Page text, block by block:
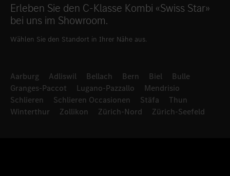
Erleben Sie den C-Klasse Kombi «Swiss Star»
bei uns im Showroom.
Wählen Sie den Standort in Ihrer Nähe aus.
Aarburg Adliswil Bellach Bern Biel
Bulle
Granges-Paccot
Lugano-Pazzallo
Mendrisio
Schlieren
Schlieren Occasionen Stäfa
Thun
Winterthur
Zollikon Zürich-Nord Zürich-Seefeld